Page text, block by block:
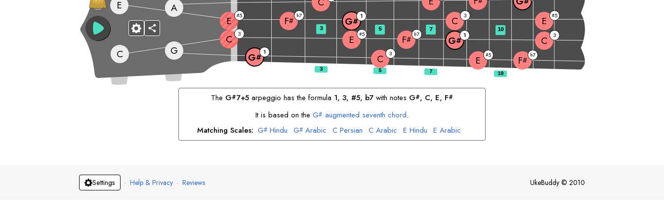
G
G# 1
C 3
E #5 F#
b7
C
C 3 E #5 F#
b7
G# 1 C 3
E
E
#5 F#
b7 G# 1 C 3 E #5
A
3 5 7 10
The G#7+5 arpeggio has the formula 1, 3, #5, b7 with notes G#, C, E, F#
It is based on the G# augmented seventh chord.
Matching Scales: G# Hindu G# Arabic C Persian C Arabic E Hindu E Arabic
F# Arabic F# Gypsy
Settings · Help & Privacy · Reviews UkeBuddy © 2010